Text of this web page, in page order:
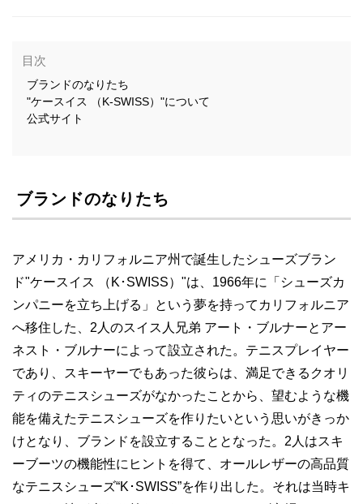
目次
ブランドのなりたち
"ケースイス （K-SWISS）"について
公式サイト
ブランドのなりたち
アメリカ・カリフォルニア州で誕生したシューズブラン
ド"ケースイス （K･SWISS）"は、1966年に「シューズカ
ンパニーを立ち上げる」という夢を持ってカリフォルニア
へ移住した、2人のスイス人兄弟 アート・ブルナーとアー
ネスト・ブルナーによって設立された。テニスプレイヤー
であり、スキーヤーでもあった彼らは、満足できるクオリ
ティのテニスシューズがなかったことから、望むような機
能を備えたテニスシューズを作りたいという思いがきっか
けとなり、ブランドを設立することとなった。2人はスキ
ーブーツの機能性にヒントを得て、オールレザーの高品質
なテニスシューズ“K･SWISS”を作り出した。それは当時キ